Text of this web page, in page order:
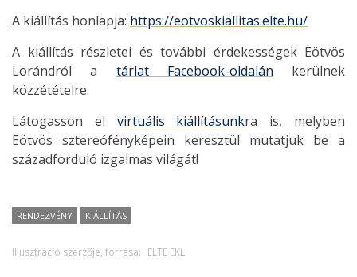
A kiállítás honlapja: https://eotvoskiallitas.elte.hu/
A kiállítás részletei és további érdekességek Eötvös
Lorándról a tárlat Facebook-oldalán kerülnek
közzétételre.
Látogasson el virtuális kiállításunkra is, melyben
Eötvös sztereófényképein keresztül mutatjuk be a
századforduló izgalmas világát!
RENDEZVÉNY KIÁLLÍTÁS
Illusztráció szerzője, forrása: ELTE EKL